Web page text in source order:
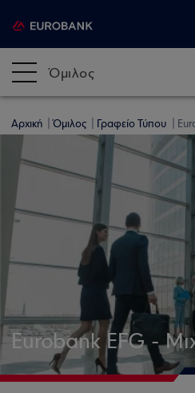
Όμιλος
Αρχική Όμιλος Γραφείο Τύπου
Eurobank EFG -